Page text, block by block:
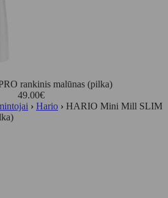
rankinis malūnas (pilka)
49.00€
› Hario › HARIO Mini Mill SLIM